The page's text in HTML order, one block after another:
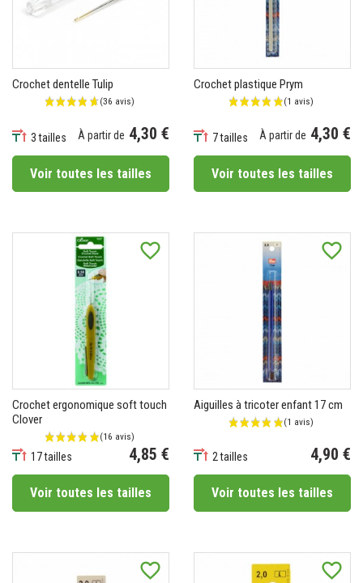
Crochet dentelle Tulip
3 tailles À partir de 4,30 €
Voir toutes les tailles
Crochet plastique Prym
7 tailles À partir de 4,30 €
Voir toutes les tailles
favorite_border
Crochet ergonomique soft touch
Clover
17 tailles 4,85 €
Voir toutes les tailles
favorite_border
Aiguilles à tricoter enfant 17 cm
2 tailles 4,90 €
Voir toutes les tailles
favorite_border favorite_border